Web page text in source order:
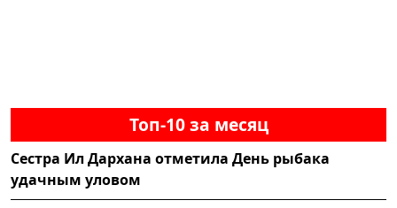
Топ-10 за месяц
Сестра Ил Дархана отметила День рыбака
удачным уловом